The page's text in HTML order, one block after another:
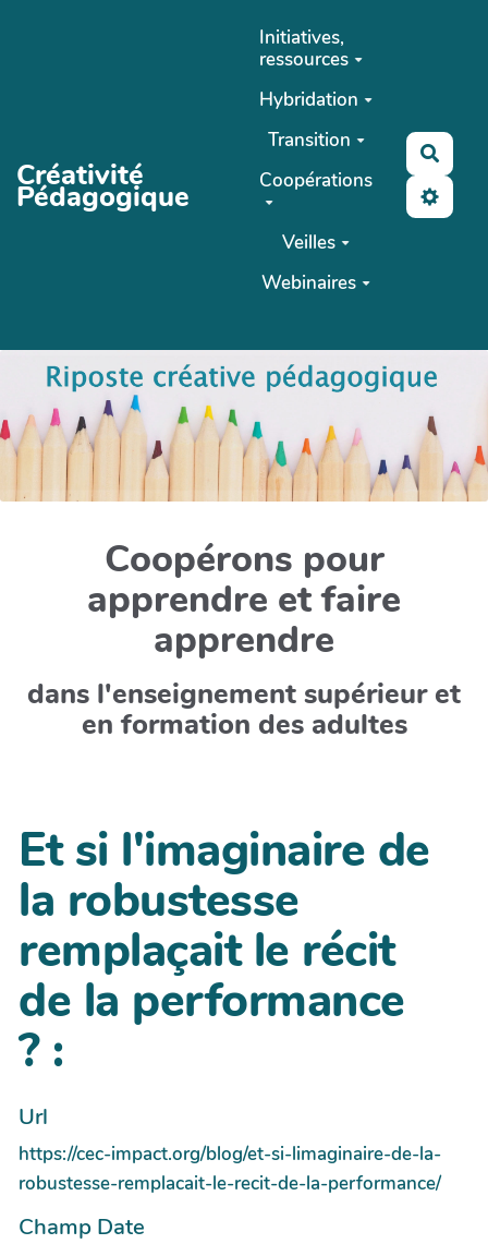
Créativité
Pédagogique
Initiatives,
ressources
Hybridation
Transition
Coopérations
Veilles
Webinaires
Coopérons pour
apprendre et faire
apprendre
dans l'enseignement supérieur et
en formation des adultes
Et si l'imaginaire de
la robustesse
remplaçait le récit
de la performance
? :
Url
https://cec-impact.org/blog/et-si-limaginaire-de-la-
robustesse-remplacait-le-recit-de-la-performance/
Champ Date